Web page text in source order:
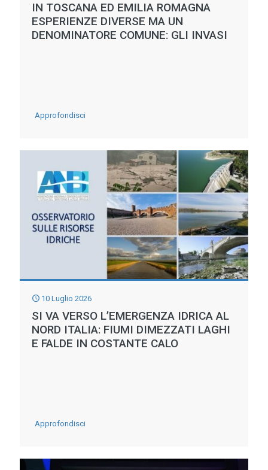
IN TOSCANA ED EMILIA ROMAGNA
ESPERIENZE DIVERSE MA UN
DENOMINATORE COMUNE: GLI INVASI
Approfondisci-
TOSCANA
ED
EMILIA
ROMAGNA
ESPERIENZE
DIVERSE
DENOMINATORE
COMUNE:
GLI
INVASI
10 Luglio 2026
SI VA VERSO L’EMERGENZA IDRICA AL
NORD ITALIA: FIUMI DIMEZZATI LAGHI
E FALDE IN COSTANTE CALO
Approfondisci-
VA